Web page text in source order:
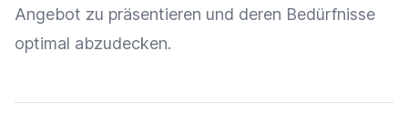
Angebot zu präsentieren und deren Bedürfnisse
optimal abzudecken.